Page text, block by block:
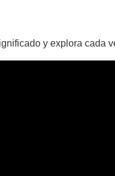
y explora cada